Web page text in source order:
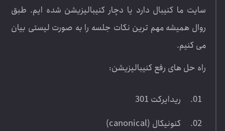
سایت ما کنیبال دارد یا دچار کنیبالیزیشن شده ایم. طبق
روال همیشه مهم ترین نکات جلسه را به صورت لیستی بیان
می کنیم.
راه حل های رفع کنیبالیزیشن:
ریدایرکت 301
کنونیکال (canonical)